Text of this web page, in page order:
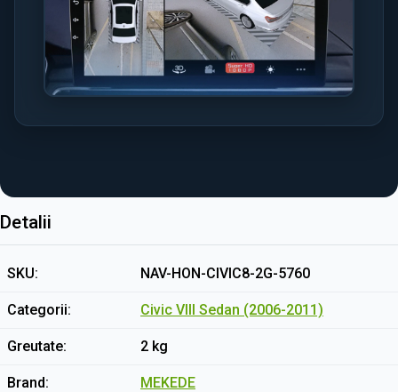
Detalii
SKU NAV-HON-CIVIC8-2G-5760
Categorii Civic VIII Sedan (2006-2011)
Greutate 2 kg
Brand MEKEDE